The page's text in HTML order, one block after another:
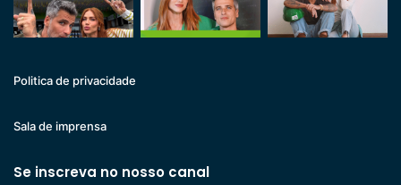
Politica de privacidade
Sala de imprensa
Se inscreva no nosso canal